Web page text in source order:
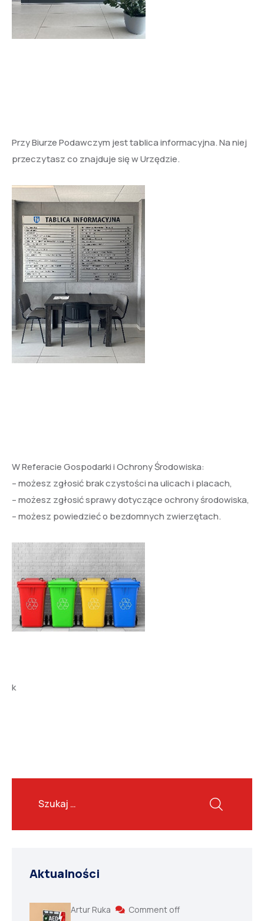
Przy Biurze Podawczym jest tablica informacyjna. Na niej
przeczytasz co znajduje się w Urzędzie.
W Referacie Gospodarki i Ochrony Środowiska:
– możesz zgłosić brak czystości na ulicach i placach,
– możesz zgłosić sprawy dotyczące ochrony środowiska,
– możesz powiedzieć o bezdomnych zwierzętach.
k
Aktualności
Artur Ruka Comment off